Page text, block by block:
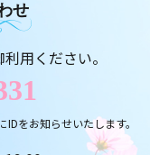
せ
用ください。
をお知らせいたします。